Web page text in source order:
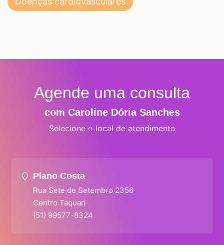
Agende uma consulta
com Caroline Dória Sanches
Selecione o local de atendimento
Plano Costa
Rua Sete de Setembro 2356
Centro Taquari
(51) 99577-8324